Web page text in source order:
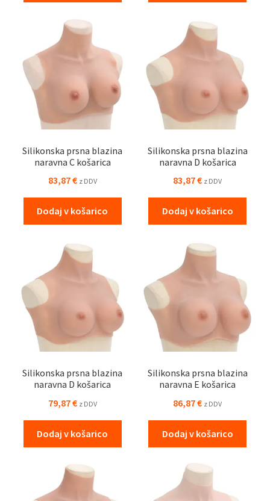
Silikonska prsna blazina
naravna C košarica
83,87€ z DDV
Dodaj v košarico
Silikonska prsna blazina
naravna D košarica
83,87€ z DDV
Dodaj v košarico
Silikonska prsna blazina
naravna D košarica
79,87€ z DDV
Dodaj v košarico
Silikonska prsna blazina
naravna E košarica
86,87€ z DDV
Dodaj v košarico